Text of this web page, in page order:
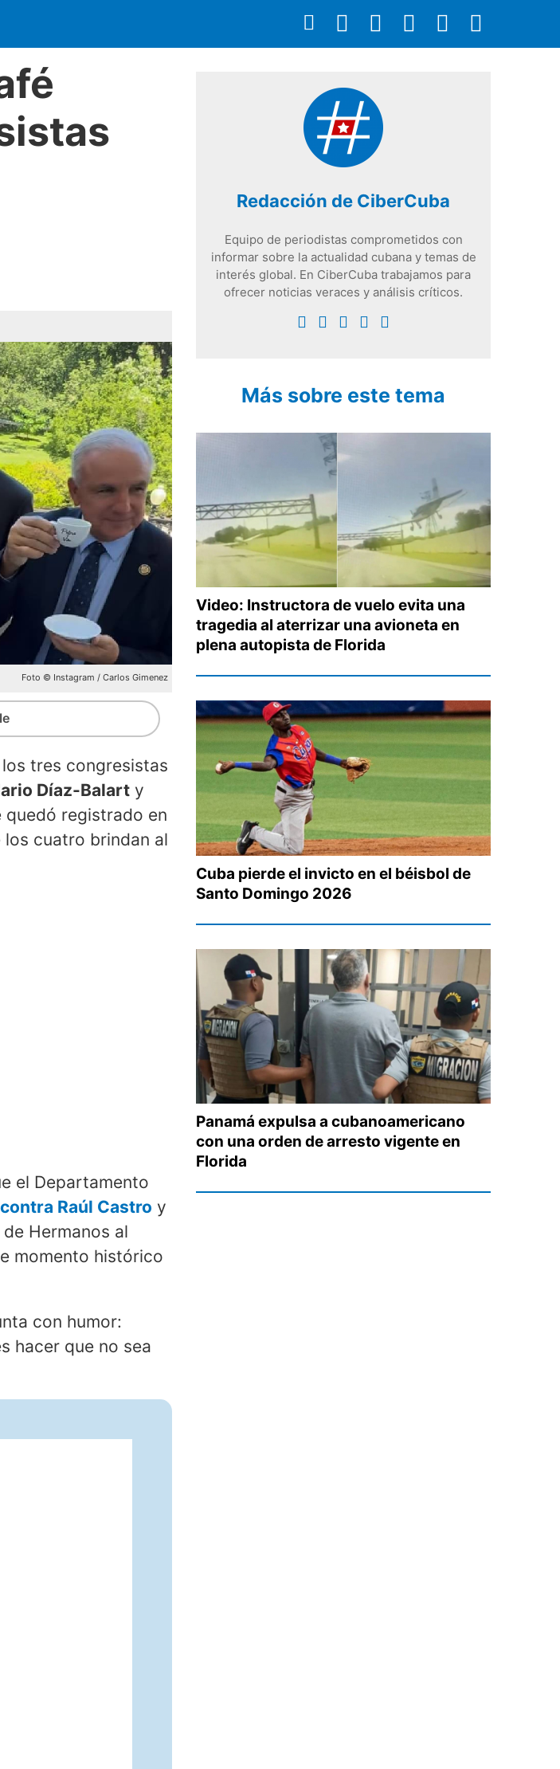
Foto © Instagram / Carlos Gimenez
tres congresistas
Díaz-Balart y
registrado en
los cuatro brindan al
el Departamento
Raúl Castro y
Hermanos al
momento histórico
con humor:
hacer que no sea
Redacción de CiberCuba
Equipo de periodistas comprometidos con
informar sobre la actualidad cubana y temas de
interés global. En CiberCuba trabajamos para
ofrecer noticias veraces y análisis críticos.
Más sobre este tema
Video: Instructora de vuelo evita una
tragedia al aterrizar una avioneta en
plena autopista de Florida
Cuba pierde el invicto en el béisbol de
Santo Domingo 2026
Panamá expulsa a cubanoamericano
con una orden de arresto vigente en
Florida